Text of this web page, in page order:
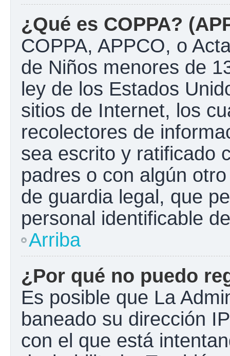
¿Qué es COPPA?
COPPA, APPCO, o
de Niños menores de
ley de los Estados
sitios de Internet, los
recolectores de
sea escrito y ratificado
padres o con algún
de guardia legal, que
personal identificable
Arriba
¿Por qué no puedo
Es posible que La
baneado su dirección
con el que está